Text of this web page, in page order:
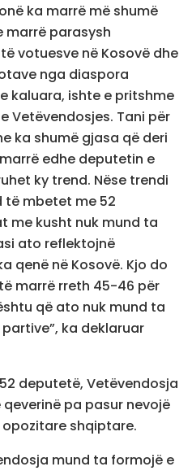
ka marrë më shumë
marrë parasysh
votuesve në Kosovë dhe
nga diaspora
kaluara, ishte e pritshme
Vetëvendosjes. Tani për
ka shumë gjasa që deri
edhe deputetin e
ky trend. Nëse trendi
të mbetet me 52
me kusht nuk mund ta
ato reflektojnë
qenë në Kosovë. Kjo do
marrë rreth 45-46 për
që ato nuk mund ta
ka deklaruar
deputetë, Vetëvendosja
pa pasur nevojë
shqiptare.
mund ta formojë e